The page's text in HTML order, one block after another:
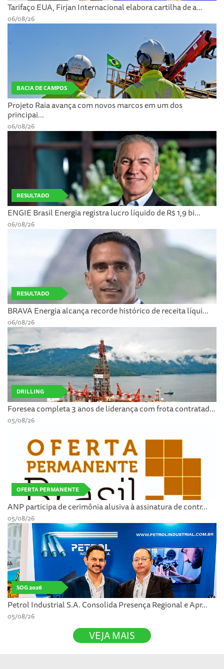
Tarifaço EUA, Firjan Internacional elabora cartilha de a...
06/08/26
BACIA DE CAMPOS
Projeto Raia avança com novos marcos em um dos
principai...
06/08/26
RESULTADO
ENGIE Brasil Energia registra lucro líquido de R$ 1,9 bi...
06/08/26
RESULTADO
BRAVA Energia alcança recorde histórico de receita líqui...
06/08/26
DRILLING
Foresea completa 3 anos de liderança com frota contratad...
05/08/26
OFERTA PERMANENTE
ANP participa de cerimônia alusiva à assinatura de contr...
05/08/26
SOG 2026
Petrol Industrial S.A. Consolida Presença Regional e Apr...
05/08/26
VEJA MAIS